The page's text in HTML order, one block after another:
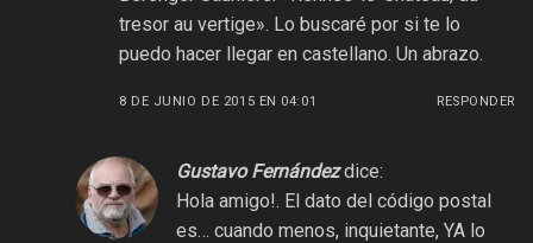
tresor au vertige». Lo buscaré por si te lo
puedo hacer llegar en castellano. Un abrazo.
8 DE JUNIO DE 2015 EN 04:01 RESPONDER
Gustavo Fernández dice:
Hola amigo!. El dato del código postal
es… cuando menos, inquietante, YA lo